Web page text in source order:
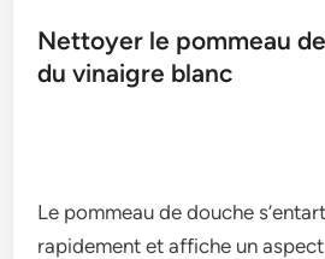
Nettoyer le pommeau
du vinaigre blanc
Le pommeau de douche
rapidement et affiche un